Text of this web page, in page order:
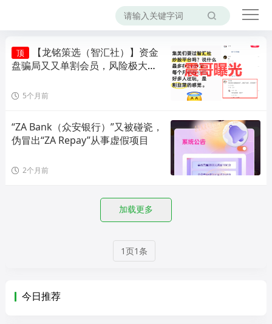
顶
【龙铭策选（智汇社）】资金
盘骗局又又单割会员，风险极大，
5个月前
“ZA Bank（众安银行）”又被碰瓷，
伪冒出“ZA Repay”从事虚假项目
2个月前
加载更多
1页1条
今日推荐